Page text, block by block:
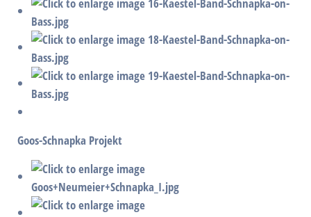
Goos-Schnapka Projekt